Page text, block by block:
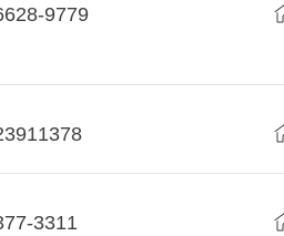
9779
3311